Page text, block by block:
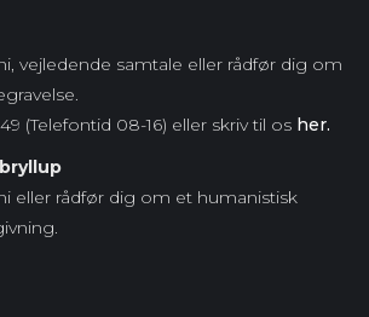
vejledende samtale eller rådfør dig om
(Telefontid 08-16) eller skriv til os her.
eller rådfør dig om et humanistisk